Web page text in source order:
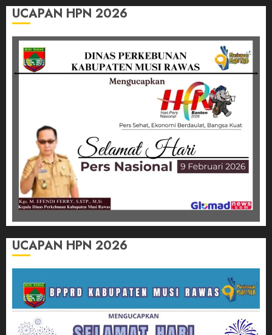
UCAPAN HPN 2026
UCAPAN HPN 2026